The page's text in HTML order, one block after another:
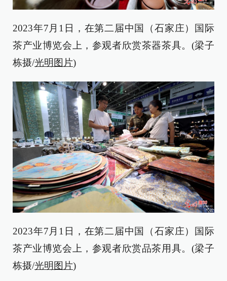
2023年7月1日，在第二届中国（石家庄）国际
茶产业博览会上，参观者欣赏茶器茶具。(梁子
栋摄/光明图片)
2023年7月1日，在第二届中国（石家庄）国际
茶产业博览会上，参观者欣赏品茶用具。(梁子
栋摄/光明图片)